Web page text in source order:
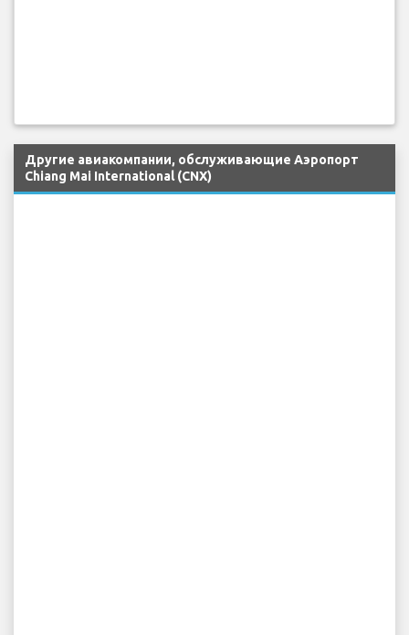
Другие авиакомпании, обслуживающие Аэропорт
Chiang Mai International (CNX)